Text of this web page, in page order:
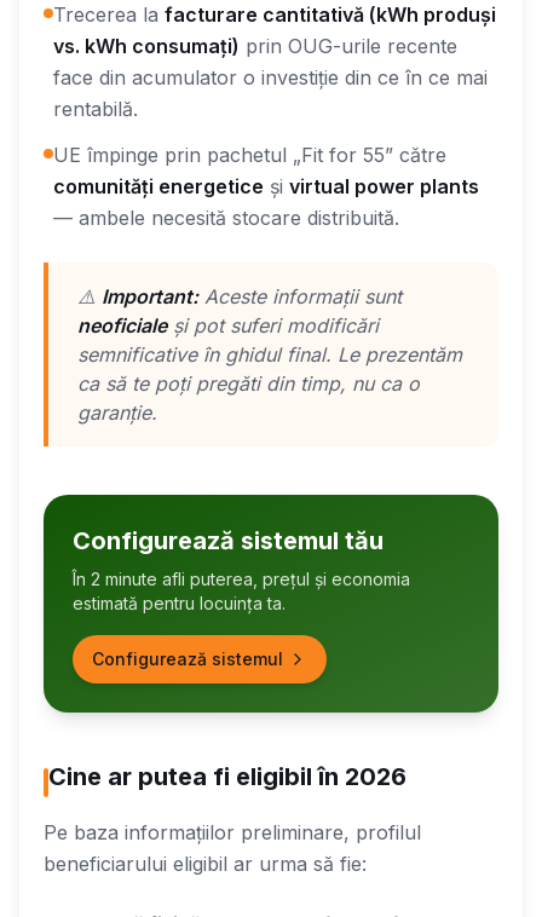
Trecerea la facturare cantitativă (kWh produși
vs. kWh consumați) prin OUG-urile recente
face din acumulator o investiție din ce în ce mai
rentabilă.
UE împinge prin pachetul „Fit for 55” către
comunități energetice și virtual power plants
— ambele necesită stocare distribuită.
⚠️ Important:Aceste informații sunt
neoficialeși pot suferi modificări
semnificative în ghidul final. Le prezentăm
ca să te poți pregăti din timp, nu ca o
garanție.
Configurează sistemul tău
În 2 minute afli puterea, prețul și economia
estimată pentru locuința ta.
Configurează sistemul
Cine ar putea fi eligibil în 2026
Pe baza informațiilor preliminare, profilul
beneficiarului eligibil ar urma să fie: